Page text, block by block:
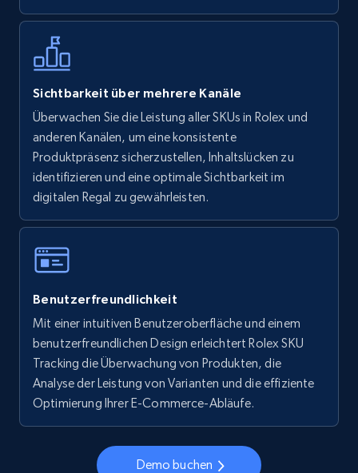
using specific category URL
URL, Final price, Sku, Currency, Gtin,
Specifications, Image urls, Top reviews, and
more.
5.6K+ 875+ Jetzt anfangen
specific keywords
URL, Final price, Sku, Currency, Gtin,
Specifications, Image urls, Top reviews, and
more.
5.6K+ 875+ Jetzt anfangen
Sichtbarkeit über mehrere Kanäle
Überwachen Sie die Leistung aller SKUs in Rolex und
anderen Kanälen, um eine konsistente
Produktpräsenz sicherzustellen, Inhaltslücken zu
identifizieren und eine optimale Sichtbarkeit im
digitalen Regal zu gewährleisten.
Benutzerfreundlichkeit
Mit einer intuitiven Benutzeroberfläche und einem
benutzerfreundlichen Design erleichtert Rolex SKU
Tracking die Überwachung von Produkten, die
Analyse der Leistung von Varianten und die effiziente
Optimierung Ihrer E-Commerce-Abläufe.
Demo buchen